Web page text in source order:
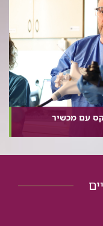
עם מכשיר